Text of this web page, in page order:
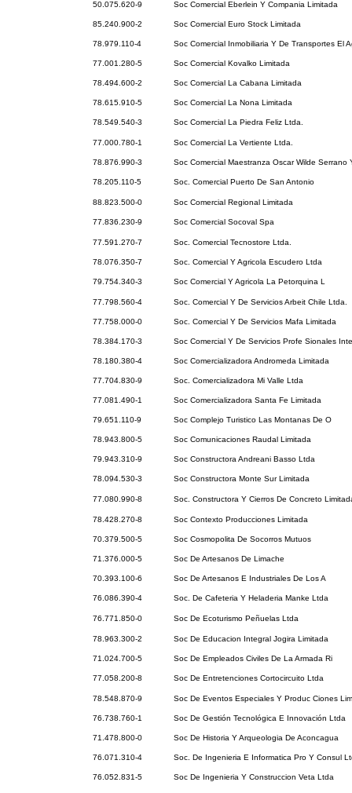
50.075.620-9 Soc Comercial Eberlein Y Compania Limitada
85.240.900-2 Soc Comercial Euro Stock Limitada
78.979.110-4 Soc Comercial Inmobiliaria Y De Transportes El
77.001.280-5 Soc Comercial Kovalko Limitada
78.494.600-2 Soc Comercial La Cabana Limitada
78.615.910-5 Soc Comercial La Nona Limitada
78.549.540-3 Soc Comercial La Piedra Feliz Ltda.
77.000.780-1 Soc Comercial La Vertiente Ltda.
78.876.990-3 Soc Comercial Maestranza Oscar Wilde Serrano
78.205.110-5 Soc. Comercial Puerto De San Antonio
88.823.500-0 Soc Comercial Regional Limitada
77.836.230-9 Soc Comercial Socoval Spa
77.591.270-7 Soc. Comercial Tecnostore Ltda.
78.076.350-7 Soc. Comercial Y Agricola Escudero Ltda
79.754.340-3 Soc Comercial Y Agricola La Petorquina L
77.798.560-4 Soc. Comercial Y De Servicios Arbeit Chile Ltda.
77.758.000-0 Soc. Comercial Y De Servicios Mafa Limitada
78.384.170-3 Soc Comercial Y De Servicios Profe Sionales
78.180.380-4 Soc Comercializadora Andromeda Limitada
77.704.830-9 Soc. Comercializadora Mi Valle Ltda
77.081.490-1 Soc Comercializadora Santa Fe Limitada
79.651.110-9 Soc Complejo Turistico Las Montanas De O
78.943.800-5 Soc Comunicaciones Raudal Limitada
79.943.310-9 Soc Constructora Andreani Basso Ltda
78.094.530-3 Soc Constructora Monte Sur Limitada
77.080.990-8 Soc. Constructora Y Cierros De Concreto
78.428.270-8 Soc Contexto Producciones Limitada
70.379.500-5 Soc Cosmopolita De Socorros Mutuos
71.376.000-5 Soc De Artesanos De Limache
70.393.100-6 Soc De Artesanos E Industriales De Los A
76.086.390-4 Soc. De Cafeteria Y Heladeria Manke Ltda
76.771.850-0 Soc De Ecoturismo Peñuelas Ltda
78.963.300-2 Soc De Educacion Integral Jogira Limitada
71.024.700-5 Soc De Empleados Civiles De La Armada Ri
77.058.200-8 Soc De Entretenciones Cortocircuito Ltda
78.548.870-9 Soc De Eventos Especiales Y Produc Ciones
76.738.760-1 Soc De Gestión Tecnológica E Innovación Ltda
71.478.800-0 Soc De Historia Y Arqueologia De Aconcagua
76.071.310-4 Soc. De Ingenieria E Informatica Pro Y Consul
76.052.831-5 Soc De Ingenieria Y Construccion Veta Ltda